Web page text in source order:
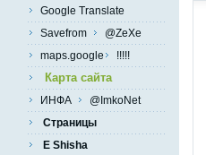
Google Translate
Savefrom
@ZeXe
maps.google
!!!!!
Карта сайта
ИНФА
@ImkoNet
Страницы
E Shisha